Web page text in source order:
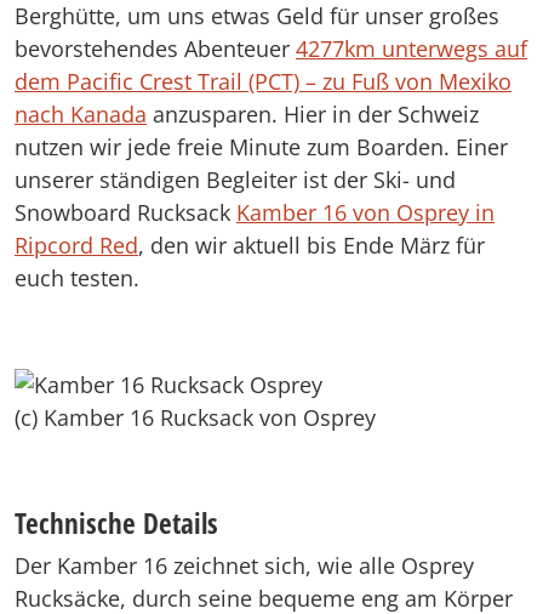
Berghütte, um uns etwas Geld für unser großes
bevorstehendes Abenteuer 4277km unterwegs auf
dem Pacific Crest Trail (PCT) – zu Fuß von Mexiko
nach Kanada anzusparen. Hier in der Schweiz
nutzen wir jede freie Minute zum Boarden. Einer
unserer ständigen Begleiter ist der Ski- und
Snowboard Rucksack Kamber 16 von Osprey in
Ripcord Red, den wir aktuell bis Ende März für
euch testen.
(c) Kamber 16 Rucksack von Osprey
Technische Details
Der Kamber 16 zeichnet sich, wie alle Osprey
Rucksäcke, durch seine bequeme eng am Körper